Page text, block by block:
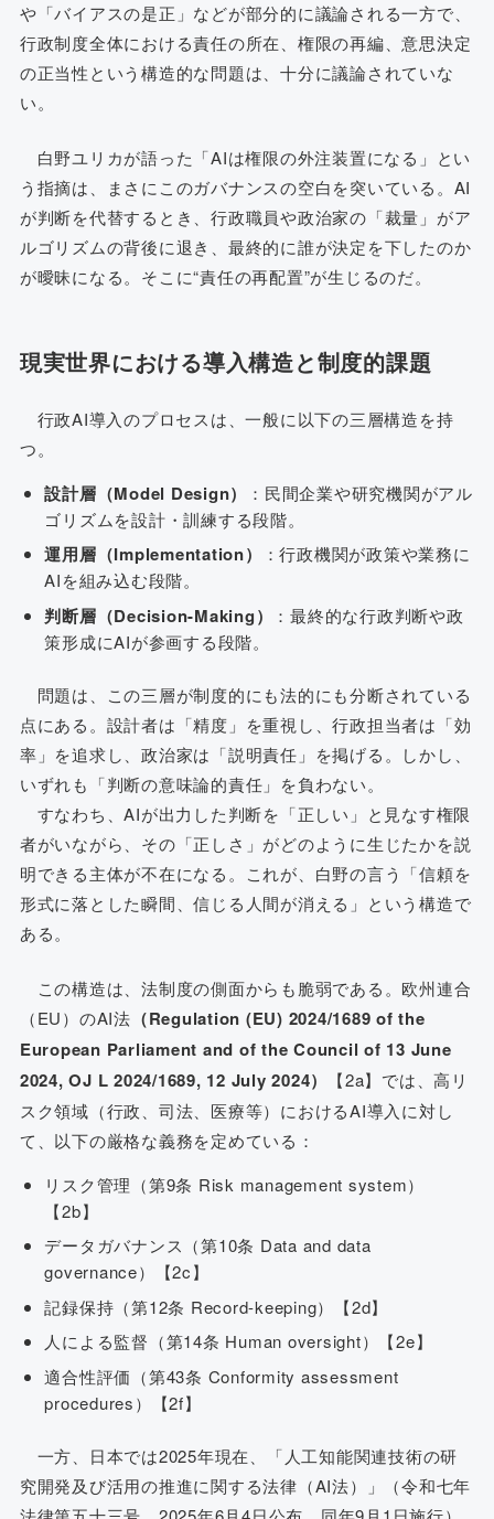
や「バイアスの是正」などが部分的に議論される一方で、
行政制度全体における責任の所在、権限の再編、意思決定
の正当性という構造的な問題は、十分に議論されていな
い。
白野ユリカが語った「AIは権限の外注装置になる」とい
う指摘は、まさにこのガバナンスの空白を突いている。AI
が判断を代替するとき、行政職員や政治家の「裁量」がア
ルゴリズムの背後に退き、最終的に誰が決定を下したのか
が曖昧になる。そこに“責任の再配置”が生じるのだ。
現実世界における導入構造と制度的課題
行政AI導入のプロセスは、一般に以下の三層構造を持
つ。
設計層（Model Design）
：民間企業や研究機関がアル
ゴリズムを設計・訓練する段階。
運用層（Implementation）
：行政機関が政策や業務に
AIを組み込む段階。
判断層（Decision-Making）
：最終的な行政判断や政
策形成にAIが参画する段階。
問題は、この三層が制度的にも法的にも分断されている
点にある。設計者は「精度」を重視し、行政担当者は「効
率」を追求し、政治家は「説明責任」を掲げる。しかし、
いずれも「判断の意味論的責任」を負わない。
すなわち、AIが出力した判断を「正しい」と見なす権限
者がいながら、その「正しさ」がどのように生じたかを説
明できる主体が不在になる。これが、白野の言う「信頼を
形式に落とした瞬間、信じる人間が消える」という構造で
ある。
この構造は、法制度の側面からも脆弱である。欧州連合
（EU）のAI法 （Regulation (EU) 2024/1689 of the
European Parliament and of the Council of 13 June
2024, OJ L 2024/1689, 12 July 2024）
【2a】では、高リ
スク領域（行政、司法、医療等）におけるAI導入に対し
て、以下の厳格な義務を定めている：
リスク管理（第9条 Risk management system）
【2b】
データガバナンス（第10条 Data and data
governance）【2c】
記録保持（第12条 Record-keeping）【2d】
人による監督（第14条 Human oversight）【2e】
適合性評価（第43条 Conformity assessment
procedures）【2f】
一方、日本では2025年現在、「人工知能関連技術の研
究開発及び活用の推進に関する法律（AI法）」（令和七年